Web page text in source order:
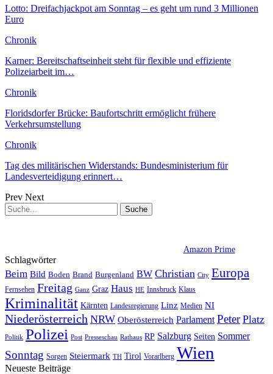
Lotto: Dreifachjackpot am Sonntag – es geht um rund 3 Millionen
Euro
Chronik
Karner: Bereitschaftseinheit steht für flexible und effiziente
Polizeiarbeit im…
Chronik
Floridsdorfer Brücke: Baufortschritt ermöglicht frühere
Verkehrsumstellung
Chronik
Tag des militärischen Widerstands: Bundesministerium für
Landesverteidigung erinnert…
Prev Next
Amazon Prime
Schlagwörter
Beim Bild Boden Brand Burgenland BW Christian City Europa
Fernsehen Freitag Ganz Graz Haus HE Innsbruck Klaus
Kriminalität Kärnten Landesregierung Linz Medien NI
Niederösterreich NRW Oberösterreich Parlament Peter Platz
Politik Polizei Post Presseschau Rathaus RP Salzburg Seiten Sommer
Sonntag Sorgen Steiermark TH Tirol Vorarlberg Wien
Neueste Beiträge